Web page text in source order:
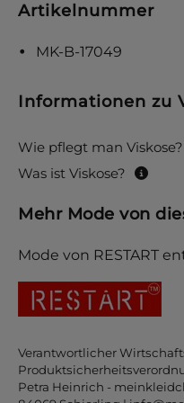
Artikelnummer
MK-B-17049
Informationen zu
Wie pflegt man Viskose?
Was ist Viskose?
Mehr Mode von
Mode von RESTART
Verantwortlicher
Petra Heinrich -